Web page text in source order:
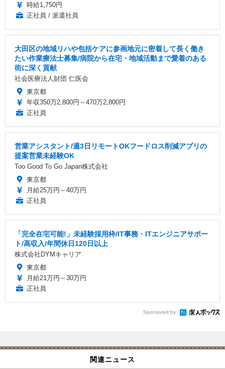
時給1,750円
正社員 / 派遣社員
大田区の地域リハや包括ケアに参画地元に密着して長く働き
たい作業療法士募集/病院から在宅・地域活動まで愛着のある
街に深く貢献
社会医療法人財団 仁医会
東京都
年収350万2,800円～470万2,800円
正社員
営業アシスタント/週3日リモートOKフードロス削減アプリの
提案営業未経験OK
Too Good To Go Japan株式会社
東京都
月給25万円～40万円
正社員
「完全在宅可能!」未経験採用枠/IT事務・ITエンジニアサポー
ト/高収入/年間休日120日以上
株式会社DYMキャリア
東京都
月給21万円～30万円
正社員
Sponsored by
関連ニュース